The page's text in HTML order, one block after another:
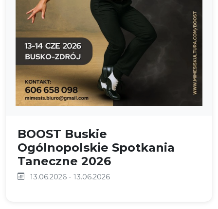
BOOST Buskie
Ogólnopolskie Spotkania
Taneczne 2026
13.06.2026 - 13.06.2026